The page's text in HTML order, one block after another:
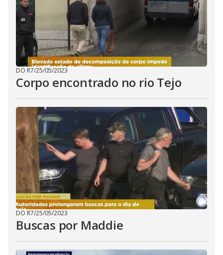
DO R7/25/05/2023
Corpo encontrado no rio Tejo
DO R7/25/05/2023
Buscas por Maddie